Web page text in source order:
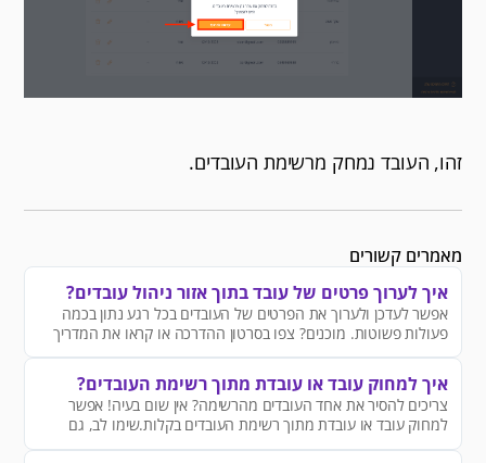
זהו, העובד נמחק מרשימת העובדים.
מאמרים קשורים
איך לערוך פרטים של עובד בתוך אזור ניהול עובדים?
אפשר לעדכן ולערוך את הפרטים של העובדים בכל רגע נתון בכמה
פעולות פשוטות. מוכנים? צפו בסרטון ההדרכה או קראו את המדריך
איך למחוק עובד או עובדת מתוך רשימת העובדים?
צריכים להסיר את אחד העובדים מהרשימה? אין שום בעיה! אפשר
למחוק עובד או עובדת מתוך רשימת העובדים בקלות.שימו לב, גם
לאחר המחיקה תוכלו לראות את כל המתנות ששלחתם לאותו עובד